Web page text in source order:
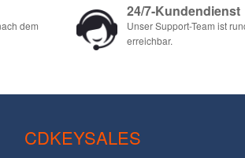
dem
24/7-Kundendienst
Unser Support-Team ist
erreichbar.
CDKEYSALES